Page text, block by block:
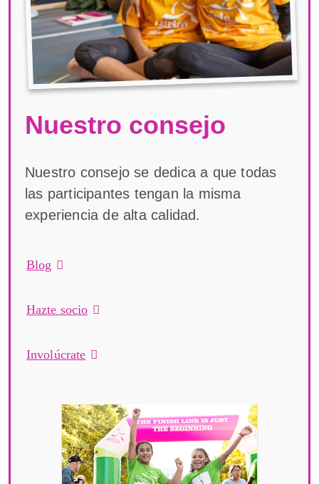
Nuestro consejo
Nuestro consejo se dedica a que todas
las participantes tengan la misma
experiencia de alta calidad.
Blog
Hazte socio
Involúcrate